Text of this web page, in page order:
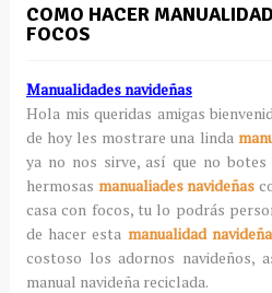
COMO HACER
FOCOS
Manualidades navideñas
Hola mis queridas amigas
de hoy les mostrare una linda
ya no nos sirve, así que no
hermosas manualiades navideñas
casa con focos, tu lo podrás
de hacer esta manualidad navideña
costoso los adornos navideños,
manual navideña reciclada.